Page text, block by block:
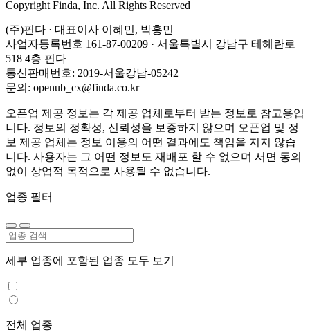
Copyright Finda, Inc. All Rights Reserved
(주)핀다 · 대표이사 이혜민, 박홍민
사업자등록번호 161-87-00209 · 서울특별시 강남구 테헤란로
518 4층 핀다
통신판매번호: 2019-서울강남-05242
문의: openub_cx@finda.co.kr
오픈업 제공 정보는 각 제공 업체로부터 받는 정보로 참고용입
니다. 정보의 정확성, 신뢰성을 보증하지 않으며 오픈업 및 정
보 제공 업체는 정보 이용의 어떤 결과에도 책임을 지지 않습
니다. 사용자는 그 어떤 정보도 재배포 할 수 없으며 서면 동의
없이 상업적 목적으로 사용될 수 없습니다.
업종 필터
세부 업종에 포함된 업종 모두 보기
전체 업종